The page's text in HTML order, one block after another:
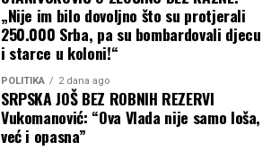
„Nije im bilo dovoljno što su protjerali
250.000 Srba, pa su bombardovali djecu
i starce u koloni!“
POLITIKA 2 dana ago
SRPSKA JOŠ BEZ ROBNIH REZERVI
Vukomanović: “Ova Vlada nije samo loša,
već i opasna”